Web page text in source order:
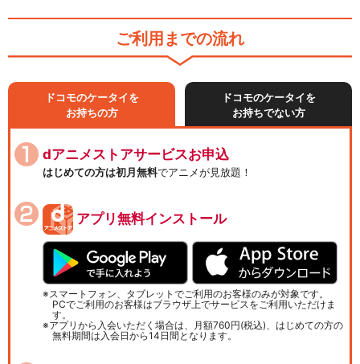
ご利用までの流れ
ドコモのケータイを
お持ちの方
ドコモのケータイを
お持ちでない方
dアニメストアサービスお申込
はじめての方は初月無料でアニメが見放題！
アプリ無料インストール
スマートフォン、タブレットでご利用のお客様のみが対象です。
PCでご利用のお客様はブラウザ上でサービスをご利用いただけま
す。
アプリから入会いただく場合は、月額760円(税込)、はじめての方の
無料期間は入会日から14日間となります。